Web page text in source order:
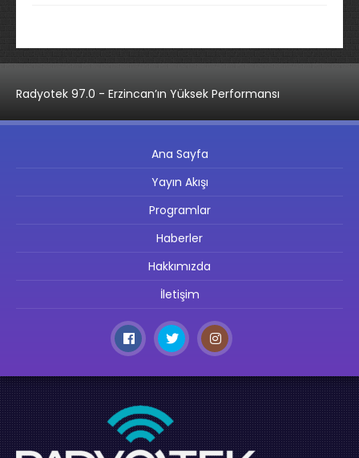
Radyotek 97.0 - Erzincan’ın Yüksek Performansı
Ana Sayfa
Yayın Akışı
Programlar
Haberler
Hakkımızda
İletişim